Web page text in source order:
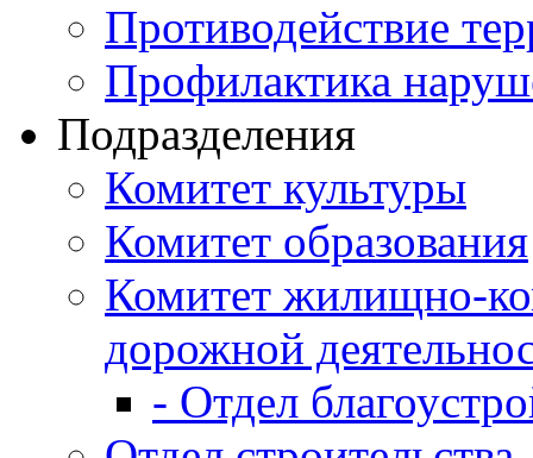
Противодействие
Профилактика
Подразделения
Комитет культуры
Комитет образования
Комитет жилищно-
дорожной
- Отдел